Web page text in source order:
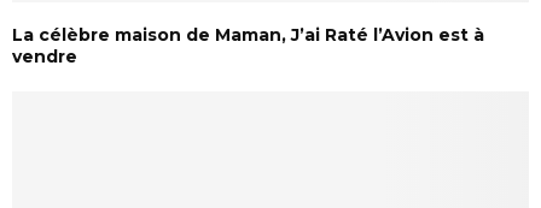
La célèbre maison de Maman, J’ai Raté l’Avion est à
vendre